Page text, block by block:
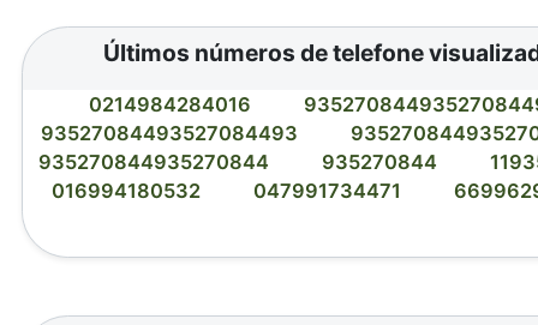
Últimos números de telefone
0214984284016
93527084493527084493
935270844935270844
935270844
016994180532
047991734471